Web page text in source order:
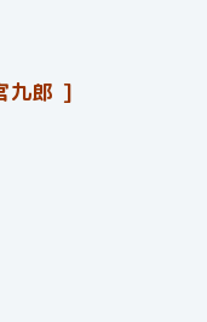
九郎 ]